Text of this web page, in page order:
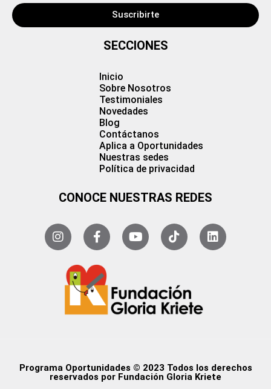
Suscribirte
SECCIONES
Inicio
Sobre Nosotros
Testimoniales
Novedades
Blog
Contáctanos
Aplica a Oportunidades
Nuestras sedes
Política de privacidad
CONOCE NUESTRAS REDES
Programa Oportunidades © 2023 Todos los derechos
reservados por Fundación Gloria Kriete